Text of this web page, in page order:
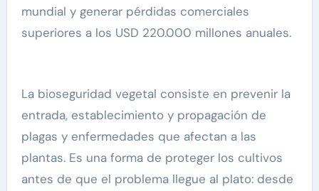
mundial y generar pérdidas comerciales
superiores a los USD 220.000 millones anuales.
La bioseguridad vegetal consiste en prevenir la
entrada, establecimiento y propagación de
plagas y enfermedades que afectan a las
plantas. Es una forma de proteger los cultivos
antes de que el problema llegue al plato: desde